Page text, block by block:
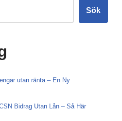
Sök
utan ränta – En Ny
Bidrag Utan Lån – Så Här